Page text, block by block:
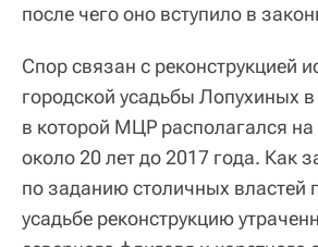
после чего оно вступило в
Спор связан с реконструкцией
городской усадьбы Лопухиных
в которой МЦР располагался
около 20 лет до 2017 года. Как
по заданию столичных властей
усадьбе реконструкцию